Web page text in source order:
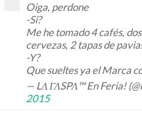
Oiga, perdone
-Si?
Me he tomado 4 cafés,
cervezas, 2 tapas de
-Y?
Que sueltes ya el Marca
— LΛ ΓΛSPΛ™ En Feria!
2015